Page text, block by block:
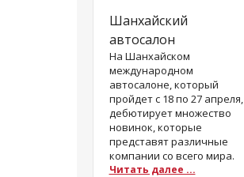
Шанхайский
автосалон
На Шанхайском
международном
автосалоне, который
пройдет с 18 по 27 апреля,
дебютирует множество
новинок, которые
представят различные
компании со всего мира.
Читать далее ...